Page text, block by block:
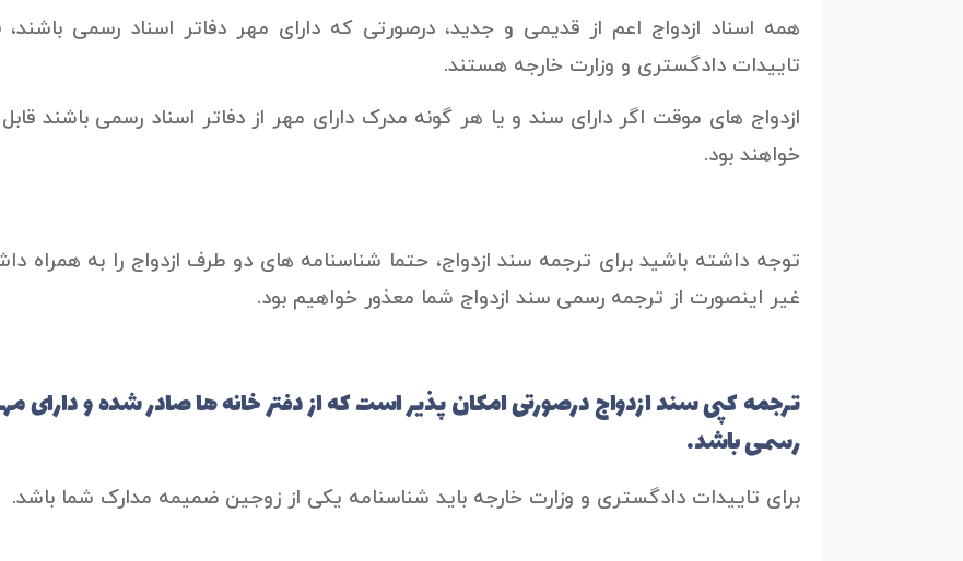
همه اسناد ازدواج اعم از قدیمی و جدید، درصورتی که دارای مهر دفاتر اسناد رسمی باشند،
تاییدات دادگستری و وزارت خارجه هستند.
ازدواج های موقت اگر دارای سند و یا هر گونه مدرک دارای مهر از دفاتر اسناد رسمی باشند
خواهند بود.
توجه داشته باشید برای ترجمه سند ازدواج، حتما شناسنامه های دو طرف ازدواج را به همراه
غیر اینصورت از ترجمه رسمی سند ازدواج شما معذور خواهیم بود.
ترجمه کپی سند ازدواج درصورتی امکان پذیر است که از دفتر خانه ها صادر شده و دارای
رسمی باشد.
برای تاییدات دادگستری و وزارت خارجه باید شناسنامه یکی از زوجین ضمیمه مدارک شما باشد.